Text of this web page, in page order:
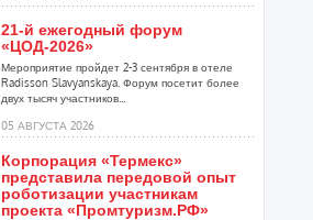
21-й ежегодный форум
«ЦОД-2026»
Мероприятие пройдет 2-3 сентября в отеле
Radisson Slavyanskaya. Форум посетит более
двух тысяч участников...
05 АВГУСТА 2026
Корпорация «Термекс»
представила передовой опыт
роботизации участникам
проекта «Промтуризм.РФ»